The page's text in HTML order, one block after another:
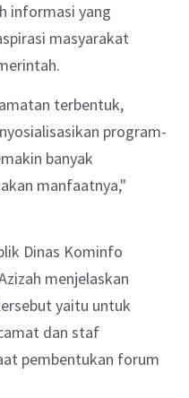
informasi yang
masyarakat
terbentuk,
program-
banyak
manfaatnya,"
Dinas Kominfo
menjelaskan
yaitu untuk
dan staf
pembentukan forum